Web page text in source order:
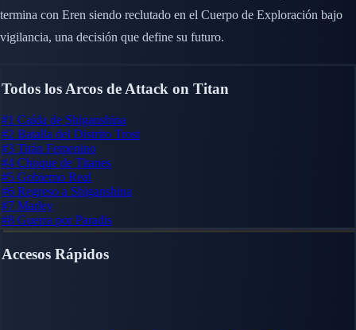
termina con Eren siendo reclutado en el Cuerpo de Exploración bajo
vigilancia, una decisión que define su futuro.
Todos los Arcos de Attack on Titan
#1 Caída de Shiganshina
#2 Batalla del Distrito Trost
#3 Titán Femenino
#4 Choque de Titanes
#5 Gobierno Real
#6 Regreso a Shiganshina
#7 Marley
#8 Guerra por Paradis
Accesos Rápidos